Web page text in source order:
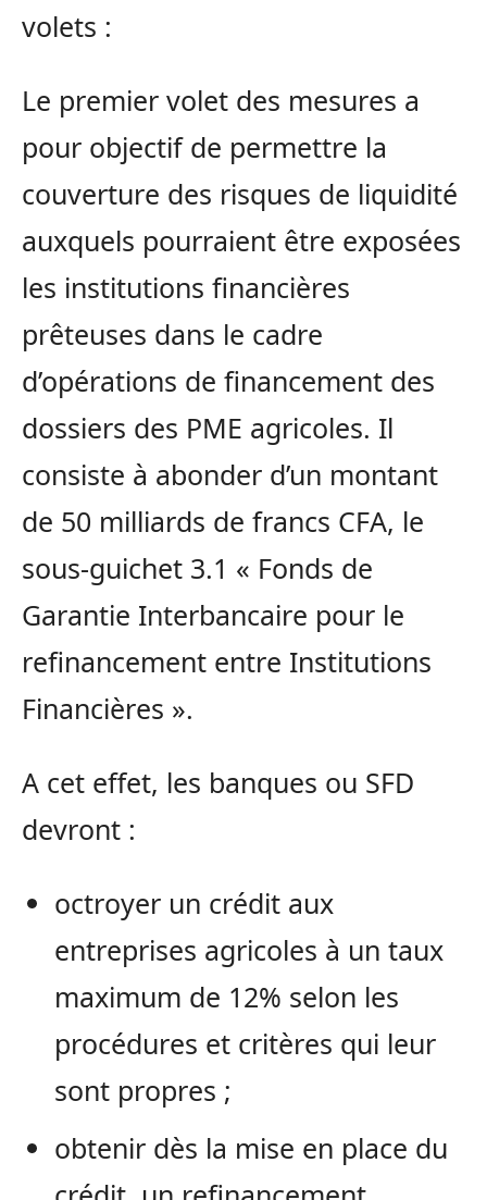
volets :
Le premier volet des mesures a
pour objectif de permettre la
couverture des risques de liquidité
auxquels pourraient être exposées
les institutions financières
prêteuses dans le cadre
d’opérations de financement des
dossiers des PME agricoles. Il
consiste à abonder d’un montant
de 50 milliards de francs CFA, le
sous-guichet 3.1 « Fonds de
Garantie Interbancaire pour le
refinancement entre Institutions
Financières ».
A cet effet, les banques ou SFD
devront :
octroyer un crédit aux
entreprises agricoles à un taux
maximum de 12% selon les
procédures et critères qui leur
sont propres ;
obtenir dès la mise en place du